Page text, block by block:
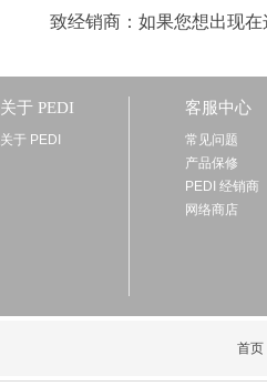
致经销商：如果您想出现在
关于 PEDI
关于 PEDI
客服中心
常见问题
产品保修
PEDI 经销商
网络商店
首页